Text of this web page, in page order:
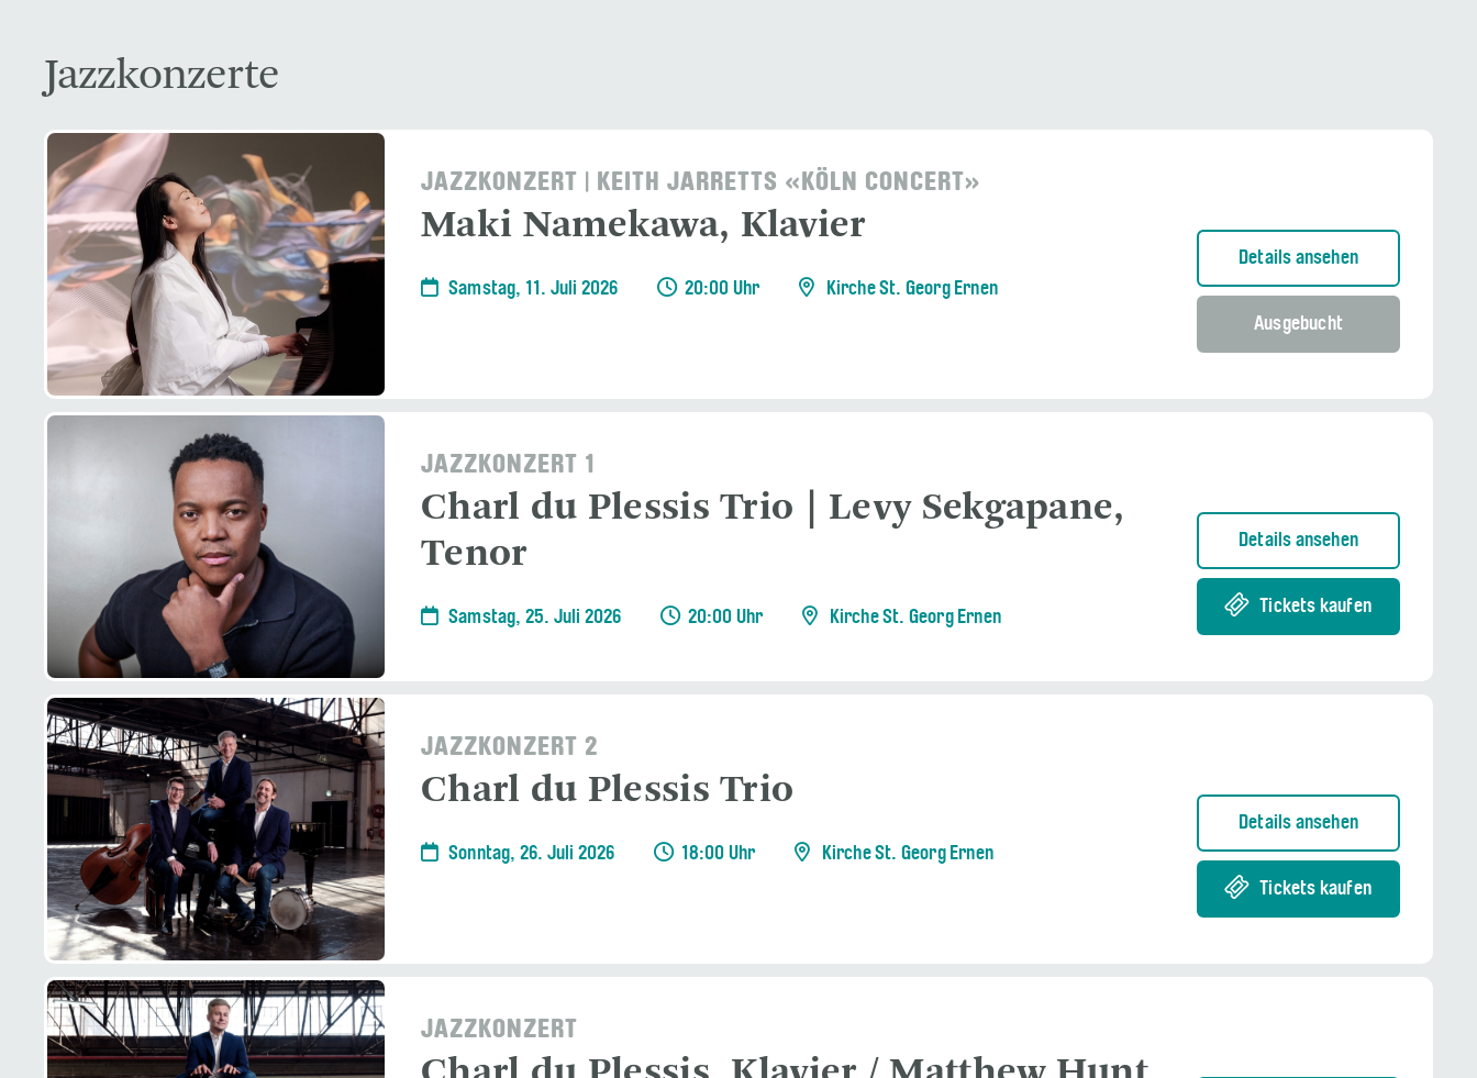
Jazzkonzerte
JAZZKONZERT | KEITH JARRETTS «KÖLN CONCERT»
Maki Namekawa, Klavier
Samstag, 11. Juli 2026 20:00 Uhr Kirche St. Georg Ernen
Details ansehen
Ausgebucht
JAZZKONZERT 1
Charl du Plessis Trio | Levy Sekgapane,
Tenor
Samstag, 25. Juli 2026 20:00 Uhr Kirche St. Georg Ernen
Details ansehen
Tickets kaufen
JAZZKONZERT 2
Charl du Plessis Trio
Sonntag, 26. Juli 2026 18:00 Uhr Kirche St. Georg Ernen
Details ansehen
Tickets kaufen
JAZZKONZERT